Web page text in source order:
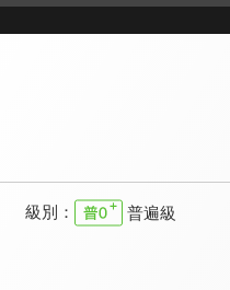
級別： 普遍級